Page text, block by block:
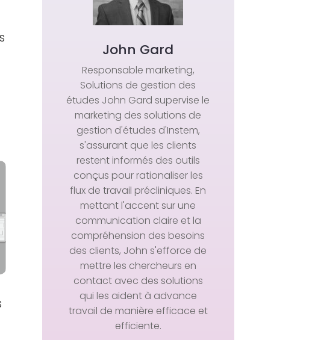
John Gard
Responsable marketing,
Solutions de gestion des
études John Gard supervise le
marketing des solutions de
gestion d'études d'Instem,
s'assurant que les clients
restent informés des outils
conçus pour rationaliser les
flux de travail précliniques. En
mettant l'accent sur une
communication claire et la
compréhension des besoins
des clients, John s'efforce de
mettre les chercheurs en
contact avec des solutions
qui les aident à advance
travail de manière efficace et
efficiente.